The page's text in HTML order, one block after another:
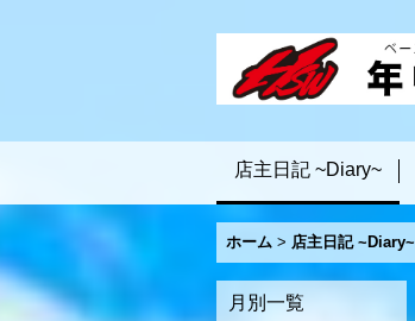
店主日記 ~Diary~
ホーム > 店主日記 ~Diary~
月別一覧